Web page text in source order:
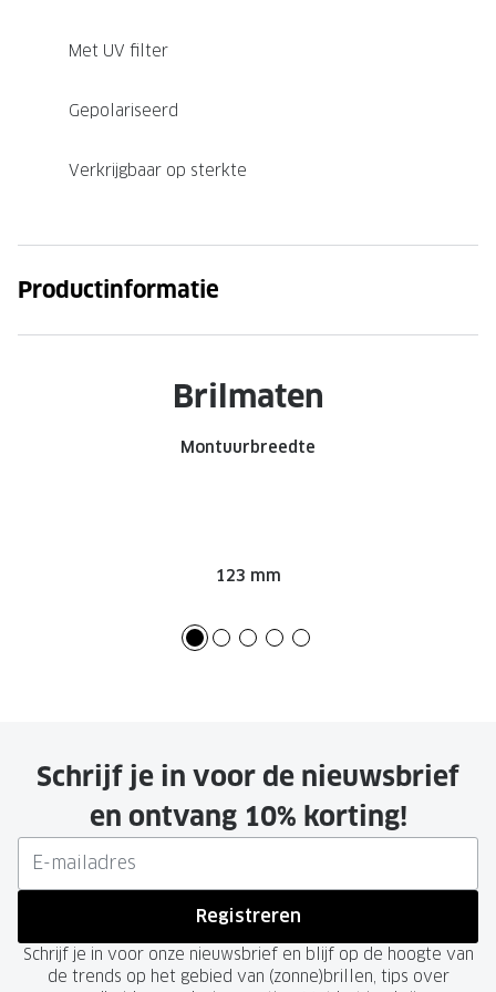
Met UV filter
Gepolariseerd
Verkrijgbaar op sterkte
Productinformatie
Brilmaten
Montuurbreedte
123 mm
Schrijf je in voor de nieuwsbrief
en ontvang 10% korting!
Registreren
Schrijf je in voor onze nieuwsbrief en blijf op de hoogte van
de trends op het gebied van (zonne)brillen, tips over